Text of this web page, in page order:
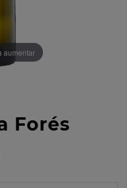
aumentar
Forés